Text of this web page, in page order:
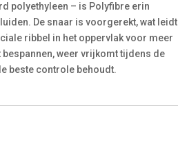
polyethyleen – is Polyfibre erin
De snaar is voorgerekt, wat leidt
ribbel in het oppervlak voor meer
weer vrijkomt tijdens de
beste controle behoudt.